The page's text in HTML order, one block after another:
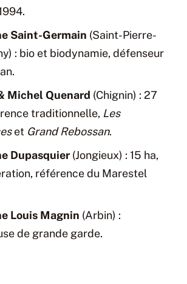
Saint-Germain (Saint-Pierre-
: bio et biodynamie, défenseur
Michel Quenard (Chignin) : 27
traditionnelle, Les
et Grand Rebossan.
Dupasquier (Jongieux) : 15 ha,
référence du Marestel
Louis Magnin (Arbin) :
de grande garde.